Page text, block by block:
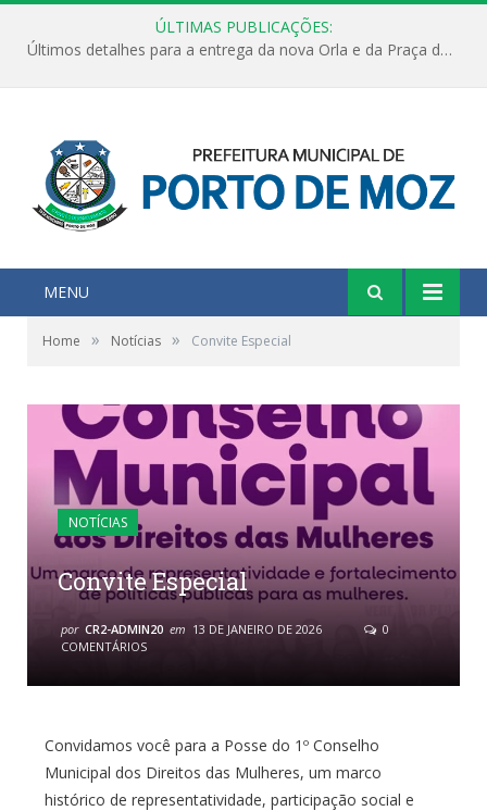
ÚLTIMAS PUBLICAÇÕES:
Últimos detalhes para a entrega da nova Orla e da Praça do Praião
MENU
Home » Notícias » Convite Especial
NOTÍCIAS
Convite Especial
por CR2-ADMIN20 em 13 DE JANEIRO DE 2026
0
COMENTÁRIOS
Convidamos você para a Posse do 1º Conselho
Municipal dos Direitos das Mulheres, um marco
histórico de representatividade, participação social e